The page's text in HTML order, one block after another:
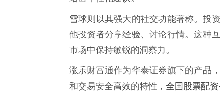
雪球则以其强大的社交功能著称。投
他投资者分享经验、讨论行情。这种
市场中保持敏锐的洞察力。
涨乐财富通作为华泰证券旗下的产品
和交易安全高效的特性， 全国股票配